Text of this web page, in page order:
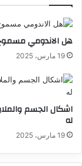
هل الاندومي
19 مارس، 2025
اشكال الجسم
له
19 مارس، 2025